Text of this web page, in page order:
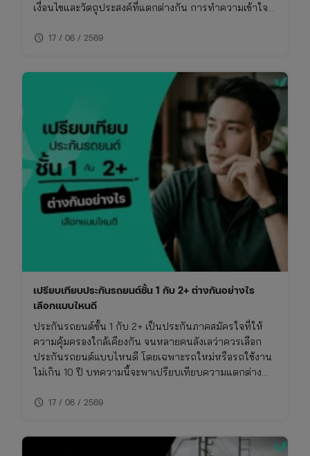
เงื่อนไขและวัตถุประสงค์ที่แตกต่างกัน การทำความเข้าใจ
ไม่พลาดย้อนหลัง
schedule 17 / 06 / 2569
เปรียบเทียบประกันรถยนต์ชั้น 1 กับ 2+ ต่างกันอย่างไร
เลือกแบบไหนดี
ประกันรถยนต์ชั้น 1 กับ 2+ เป็นประกันภาคสมัครใจที่ให้
ความคุ้มครองใกล้เคียงกัน จนหลายคนลังเลว่าควรเลือก
ประกันรถยนต์แบบไหนดี โดยเฉพาะรถใหม่หรือรถใช้งาน
ไม่เกิน 10 ปี บทความนี้จะพาเปรียบเทียบความแตกต่าง
เทียบ ทั้งเรื่องความคุ้มครอง ค่าเบี้ย และความเหมาะสมใน
schedule 17 / 06 / 2569